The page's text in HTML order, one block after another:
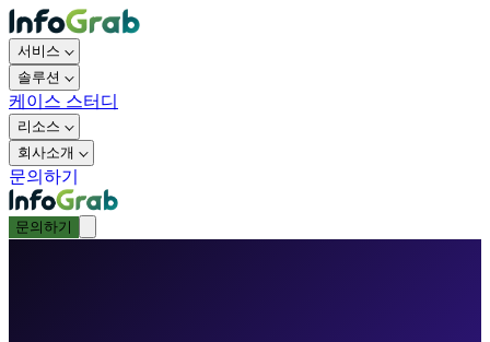
서비스
솔루션
케이스 스터디
리소스
회사소개
문의하기
문의하기